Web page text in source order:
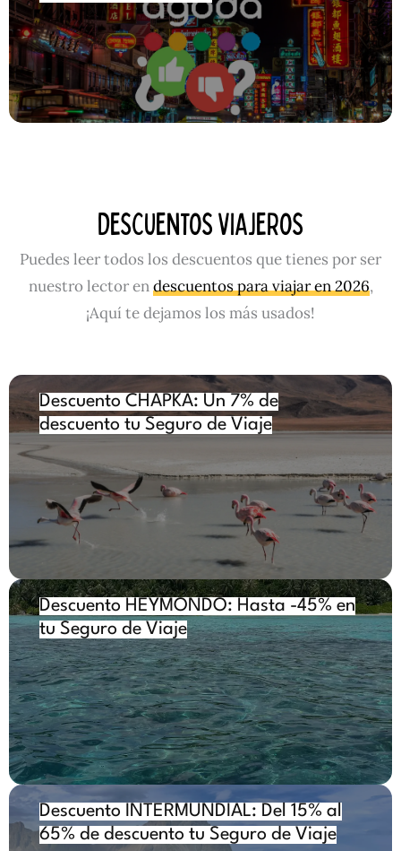
DESCUENTOS VIAJEROS
Puedes leer todos los descuentos que tienes por ser
nuestro lector endescuentos para viajar en 2026,
¡Aquí te dejamos los más usados!
Descuento CHAPKA: Un 7% de
descuento tu Seguro de Viaje
Descuento HEYMONDO: Hasta -45% en
tu Seguro de Viaje
Descuento INTERMUNDIAL: Del 15% al
65% de descuento tu Seguro de Viaje